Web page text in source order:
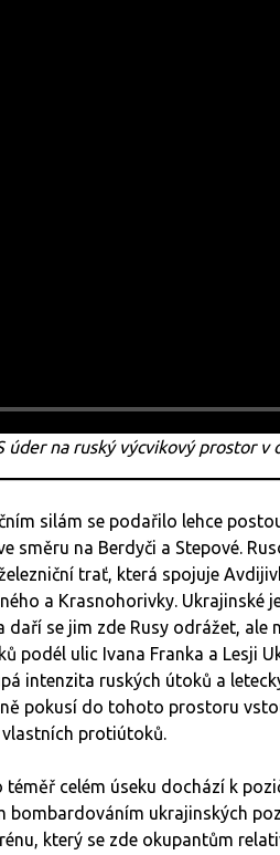
úder na ruský výcvikový prostor v
silám se podařilo lehce
směru na Berdyči a Stepové.
trať, která spojuje
a Krasnohorivky. Ukrajinské
daří se jim zde Rusy odrážet,
podél ulic Ivana Franka a Lesji
intenzita ruských útoků a
pokusí do tohoto prostoru
protiútoků.
téměř celém úseku dochází k
bombardováním ukrajinských
který se zde okupantům